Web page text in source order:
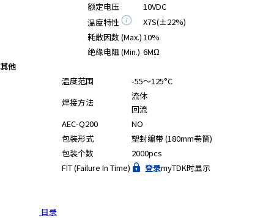
额定电压
10VDC
温度特性
X7S(±22%)
耗散因数 (Max.)10%
绝缘电阻 (Min.) 6MΩ
其他
温度范围
-55～125°C
焊接方法
流体
回流
AEC-Q200
NO
包装形式
塑封编带 (180mm卷筒)
包装个数
2000pcs
FIT (Failure In Time)
登录myTDK时显示
目录